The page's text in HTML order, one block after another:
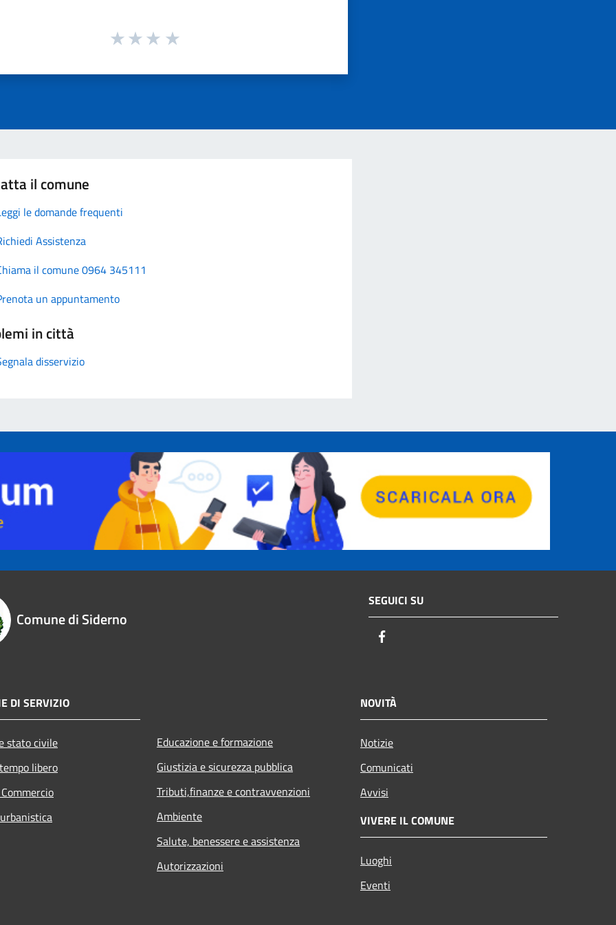
il comune
le domande frequenti
Assistenza
il comune 0964 345111
un appuntamento
in città
disservizio
Comune di Siderno
SEGUICI SU
DI SERVIZIO
stato civile
libero
Educazione e formazione
Giustizia e sicurezza pubblica
Tributi,finanze e contravvenzioni
Ambiente
Salute, benessere e assistenza
Autorizzazioni
NOVITÀ
Notizie
Comunicati
Avvisi
VIVERE IL COMUNE
Luoghi
Eventi